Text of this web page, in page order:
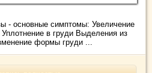
- основные симптомы: Увеличение
в груди Выделения из
формы груди ...